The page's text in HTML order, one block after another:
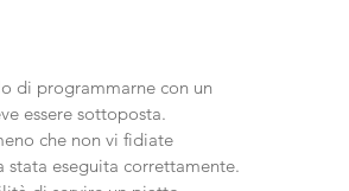
di programmarne con un
essere sottoposta.
che non vi fidiate
stata eseguita correttamente.